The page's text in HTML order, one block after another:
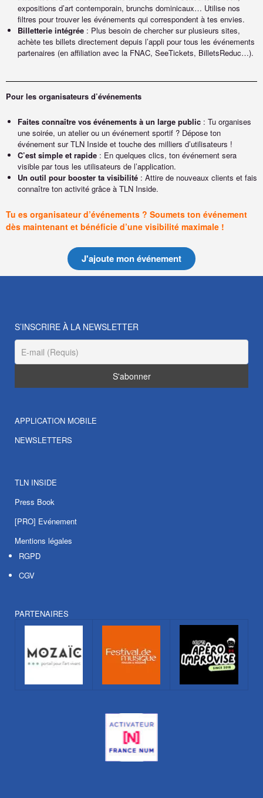
expositions d’art contemporain, brunchs dominicaux… Utilise nos
filtres pour trouver les événements qui correspondent à tes envies.
Billetterie intégrée : Plus besoin de chercher sur plusieurs sites,
achète tes billets directement depuis l’appli pour tous les événements
partenaires (en affiliation avec la FNAC, SeeTickets, BilletsReduc…).
Pour les organisateurs d’événements
Faites connaître vos événements à un large public : Tu organises
une soirée, un atelier ou un événement sportif ? Dépose ton
événement sur TLN Inside et touche des milliers d’utilisateurs !
C’est simple et rapide : En quelques clics, ton événement sera
visible par tous les utilisateurs de l’application.
Un outil pour booster ta visibilité : Attire de nouveaux clients et fais
connaître ton activité grâce à TLN Inside.
Tu es organisateur d’événements ? Soumets ton événement
dès maintenant et bénéficie d’une visibilité maximale !
J'ajoute mon événement
S’INSCRIRE À LA NEWSLETTER
APPLICATION MOBILE
NEWSLETTERS
TLN INSIDE
Press Book
[PRO] Evénement
Mentions légales
RGPD
CGV
PARTENAIRES